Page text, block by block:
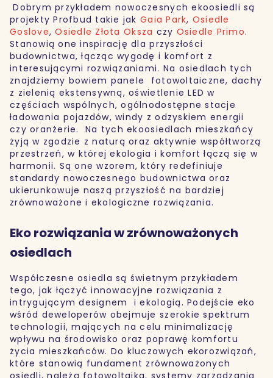
Dobrym przykładem nowoczesnych ekoosiedli są
projekty Profbud takie jak Gaia Park, Osiedle
Goslove, Osiedle Złota Oksza czy Osiedle Primo.
Stanowią one inspirację dla przyszłości
budownictwa, łącząc wygodę i komfort z
interesującymi rozwiązaniami. Na osiedlach tych
znajdziemy bowiem panele fotowoltaiczne, dachy
z zielenią ekstensywną, oświetlenie LED w
częściach wspólnych, ogólnodostępne stacje
ładowania pojazdów, windy z odzyskiem energii
czy oranżerie. Na tych ekoosiedlach mieszkańcy
żyją w zgodzie z naturą oraz aktywnie współtworzą
przestrzeń, w której ekologia i komfort łączą się w
harmonii. Są one wzorem, który redefiniuje
standardy nowoczesnego budownictwa oraz
ukierunkowuje naszą przyszłość na bardziej
zrównoważone i ekologiczne rozwiązania.
Eko rozwiązania w zrównoważonych
osiedlach
Współczesne osiedla są świetnym przykładem
tego, jak łączyć innowacyjne rozwiązania z
intrygującym designem i ekologią. Podejście eko
wśród deweloperów obejmuje szerokie spektrum
technologii, mających na celu minimalizację
wpływu na środowisko oraz poprawę komfortu
życia mieszkańców. Do kluczowych ekorozwiązań,
które stanowią fundament zrównoważonych
osiedli, należą fotowoltaika, systemy zarządzania